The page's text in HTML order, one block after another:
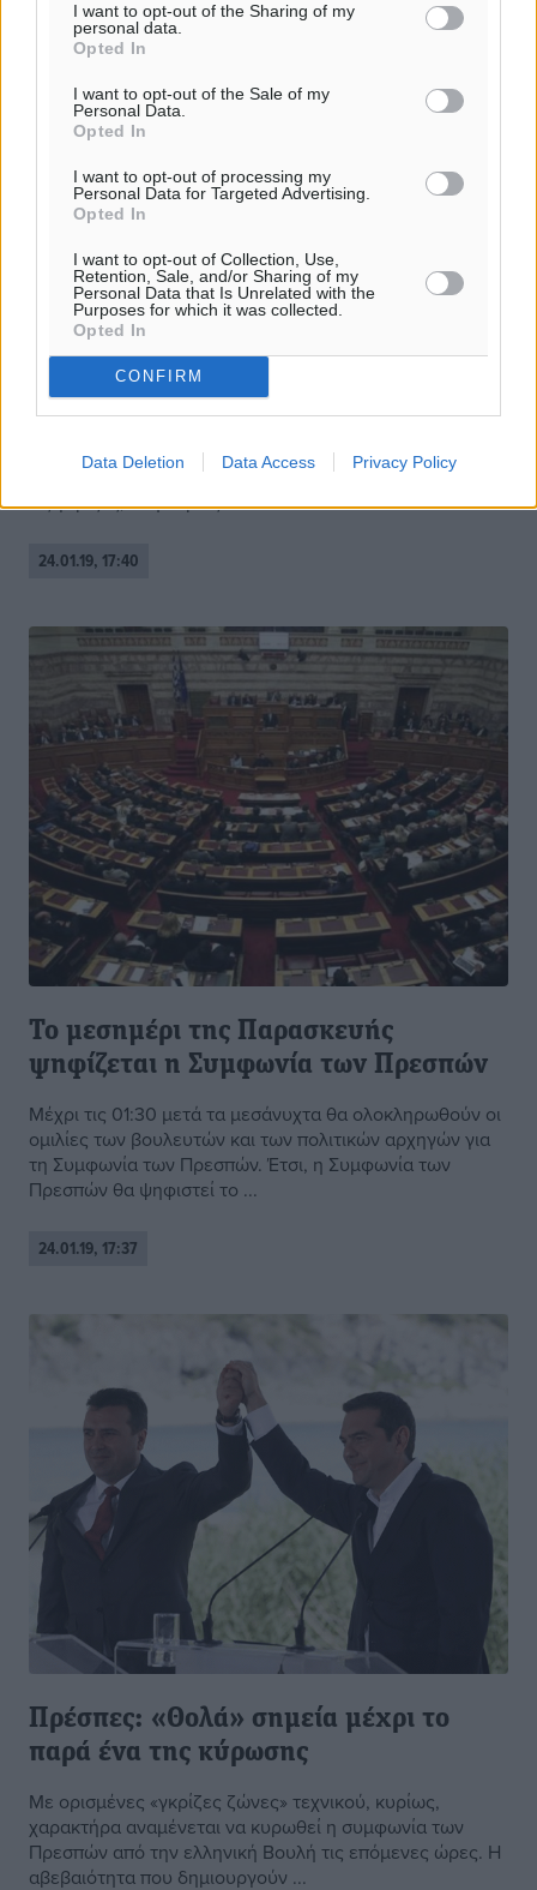
I want to opt-out of the Sharing of my
personal data.
Opted In
I want to opt-out of the Sale of my
Personal Data.
Opted In
I want to opt-out of processing my
Personal Data for Targeted Advertising.
Opted In
I want to opt-out of Collection, Use,
Retention, Sale, and/or Sharing of my
Personal Data that Is Unrelated with the
Purposes for which it was collected.
Opted In
CONFIRM
Data Deletion Data Access Privacy Policy
Τουρκική ακτοφυλακή: «Δεν
υπάρχουν σύνορα στο Αιγαίο» (pics)
καθορισμένα σύνορα με την Ελλάδα στο Αιγαίο»,
διαμηνύει η τουρκική ακτοφυλακή, επαναδιατυπώνοντας
τις γκρίζες, πλην όμως ...
24.01.19, 17:40
Το μεσημέρι της Παρασκευής
ψηφίζεται η Συμφωνία των Πρεσπών
Μέχρι τις 01:30 μετά τα μεσάνυχτα θα ολοκληρωθούν οι
ομιλίες των βουλευτών και των πολιτικών αρχηγών για
τη Συμφωνία των Πρεσπών. Έτσι, η Συμφωνία των
Πρεσπών θα ψηφιστεί το ...
24.01.19, 17:37
Πρέσπες: «Θολά» σημεία μέχρι το
παρά ένα της κύρωσης
Με ορισμένες «γκρίζες ζώνες» τεχνικού, κυρίως,
χαρακτήρα αναμένεται να κυρωθεί η συμφωνία των
Πρεσπών από την ελληνική Βουλή τις επόμενες ώρες. Η
αβεβαιότητα που δημιουργούν ...